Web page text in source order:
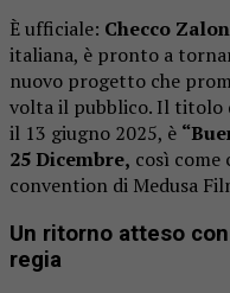
È ufficiale: Checco
italiana, è pronto a
nuovo progetto che
volta il pubblico. Il titolo
il 13 giugno 2025, è
25 Dicembre, così
convention di Medusa
Un ritorno atteso
regia